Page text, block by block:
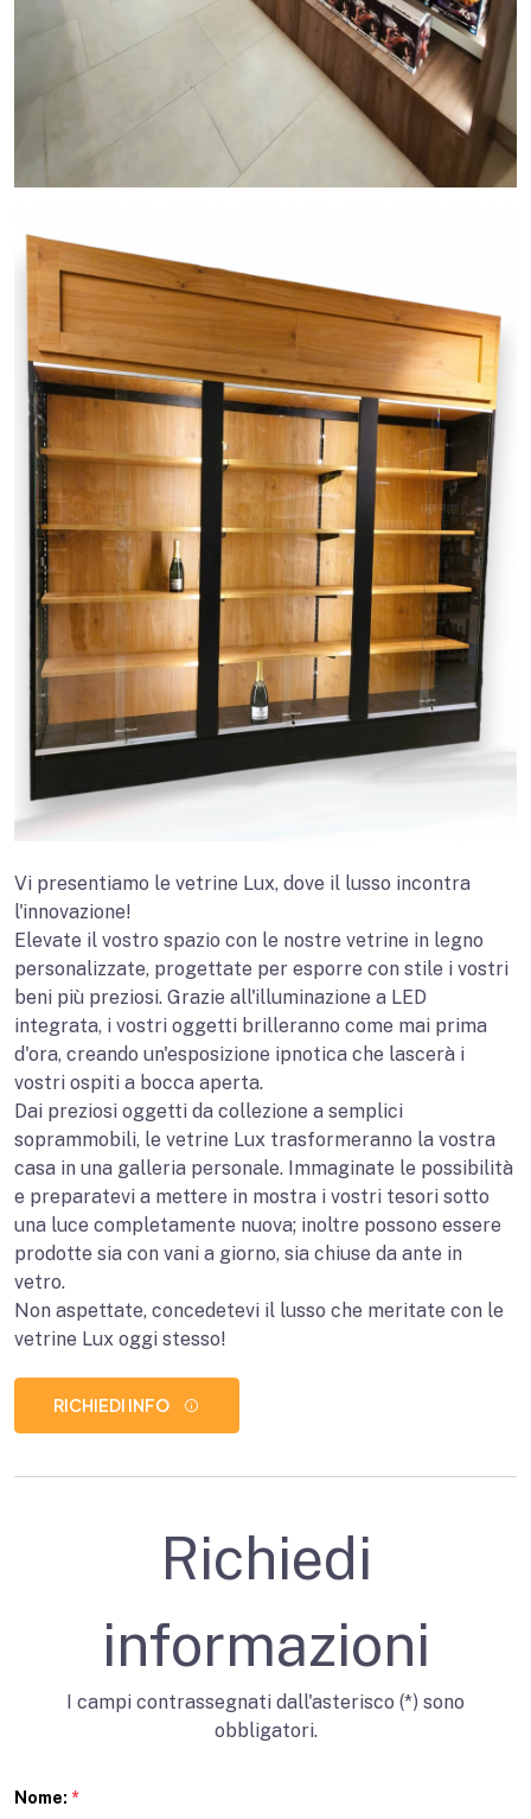
Vi presentiamo le vetrine Lux, dove il lusso incontra
l'innovazione!
Elevate il vostro spazio con le nostre vetrine in legno
personalizzate, progettate per esporre con stile i vostri
beni più preziosi. Grazie all'illuminazione a LED
integrata, i vostri oggetti brilleranno come mai prima
d'ora, creando un'esposizione ipnotica che lascerà i
vostri ospiti a bocca aperta.
Dai preziosi oggetti da collezione a semplici
soprammobili, le vetrine Lux trasformeranno la vostra
casa in una galleria personale. Immaginate le possibilità
e preparatevi a mettere in mostra i vostri tesori sotto
una luce completamente nuova; inoltre possono essere
prodotte sia con vani a giorno, sia chiuse da ante in
vetro.
Non aspettate, concedetevi il lusso che meritate con le
vetrine Lux oggi stesso!
RICHIEDI INFO
Richiedi
informazioni
I campi contrassegnati dall'asterisco (*) sono
obbligatori.
Nome: *